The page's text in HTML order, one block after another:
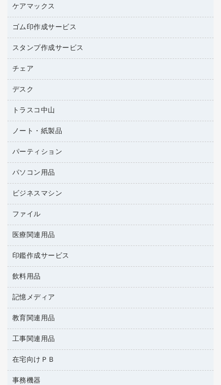
ワープロリボン
互換インクカートリッジ
ワープロ用紙
帳票用紙／フォーム用紙
名刺用紙
医療・介護・ワーキングウェア
結束用品
工場用品
梱包用テープ
作業用雑貨
作業用手袋
倉庫収納用品
台車・脚立
防災用品
養生用品
カウネットキャラクター商品
ケアマックス
医療・介護用品（食品・飲料・食添製品）
管理医療機器
ゴム印作成サービス
ゴム印（フリーサイズ印）作成サービス
ゴム印作成サービス
スタンプ作成サービス
カウネットスタンプ作成サービス
チェア
オフィスチェア
ミーティングチェア
応接イス・ベンチ
デスク
カウンター
ミーティングテーブル
トラスコ中山
建築・作業用品
ノート・紙製品
ノート
ルーズリーフ
各種用紙
額縁
帳簿
典礼用品
伝票
粘着メモ
パーティション
パーティション
パソコン用品
ＨＤＤ／ＳＳＤ
ＯＡエプロン
ＯＡクリーナー／エアダスター
ＯＡフィルター
キーボード／テンキー
スマートフォン／モバイル周辺機器
セキュリティ用品
ディスプレイモニター
ネットワーク／ＬＡＮ機器
パソコンアクセサリー
ビジネスマシン
ＵＳＢメモリ
インクジェットプリンタ／複合機
コピー機
スキャナー
デジタルカメラ
ファクシミリ
プロジェクタ
メモリーカード
レーザープリンタ／複合機
ファイル
２穴リフィル・２穴インデックス
３０穴リフィル・３０穴インデックス
Ｚ式ファイル
カードケース
クリップボード
クリヤーブック（差替式）
クリヤーホルダー
コンピュータ用ファイル
その他ファイル
医療関連用品
医療関連用品
介護用品
感染症対策用品
感染症対策用品（食品・飲料・食添製品）
管理医療機器
保健用品
印鑑作成サービス
印鑑作成サービス
飲料用品
インスタントコーヒー
お茶備品
コーヒーメーカー・備品
ソフトドリンク
ミネラルウォーター
記憶メディア
ＣＤ－Ｒ
ＣＤ－ＲＷ
ＤＶＤ
データカートリッジ
ブルーレイディスク
教育関連用品
教育関連用品
工事関連用品
安全靴（特別販売品）
屋外用品
在宅向けＰＢ
その他雑品
事務機器